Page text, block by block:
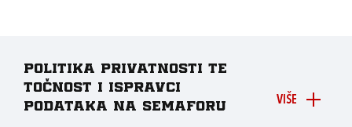
VIŠE
Politika privatnosti te
točnost i ispravci
podataka na Semaforu